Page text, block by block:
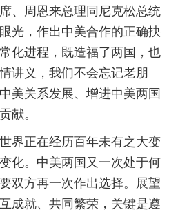
、周恩来总理同尼克松总统
光，作出中美合作的正确抉
化进程，既造福了两国，也
讲义，我们不会忘记老朋
美关系发展、增进中美两国
献。
正在经历百年未有之大变
化。中美两国又一次处于何
双方再一次作出选择。展望
成就、共同繁荣，关键是遵